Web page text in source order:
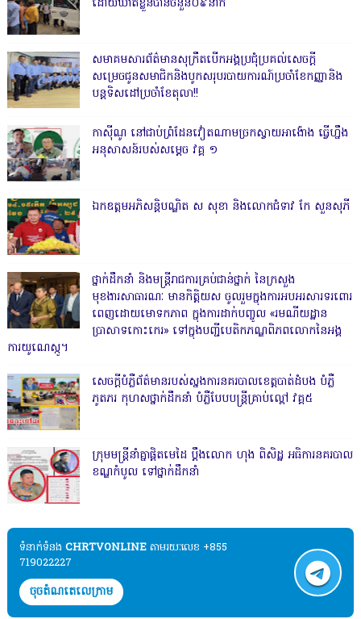
ដោយឃាត់ខ្លួនបានចំនួន០៩នាក់
សមាគមសារព័ត៌មានសុក្រឹតបើកអង្គប្រជុំប្រគល់សេចក្តី
សម្រេចជូនសមាជិកនិងបូកសរុបរបាយការណ៍ប្រចាំខែកញ្ញានិង
បន្តទិសដៅប្រចាំខែតុលា!!
កាសុីណូ នៅជាប់ព្រំដែនវៀតណាមច្រកស្វាយអាង៉ោង ធ្វើហ្នឹង
អនុសាសន៍របស់សម្ដេច វគ្គ ១
ឯកឧត្តមអភិសន្តិបណ្ឌិត ស សុខា និងលោកជំទាវ កែ សួនសុភី
ថ្នាក់ដឹកនាំ និងមន្ត្រីរាជការគ្រប់ជាន់ថ្នាក់ នៃក្រសួង
មុខងារសាធារណៈ មានកិត្តិយស ចូលរួមក្នុងការអបអរសារទរពោរ
ពេញដោយមោទកភាព ក្នុងការដាក់បញ្ចូល «រមណីយដ្ឋាន
ប្រាសាទកោះកេរ» ទៅក្នុងបញ្ជីបេតិកភណ្ឌពិភពលោកនៃអង្គ
ការយូណេស្កូ។
សេចក្តីបំភ្លឺព័ត៌មានរបស់ស្នងការនគរបាលខេត្តបាត់ដំបង បំភ្លឺ
ភូតភរ កុហសថ្នាក់ដឹកនាំ បំភ្លឺបែបបន្ត្រីគ្រាប់ល្ពៅ វគ្គ៥
ក្រុមមន្ត្រីនាំគ្នាផ្ដិតមេដៃ ប្ដឹងលោក ហុង ពិសិដ្ឋ អធិការនគរបាល
ខណ្ឌកំបូល ទៅថ្នាក់ដឹកនាំ
ទំនាក់ទំនង​​ CHRTVONLINE តាមរយៈលេខ +855
719022227
ចុចតំណតេលេក្រាម